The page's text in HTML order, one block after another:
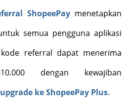
ShopeePay menetapkan
semua pengguna aplikasi
referral dapat menerima
dengan kewajiban
upgrade ke ShopeePay Plus.